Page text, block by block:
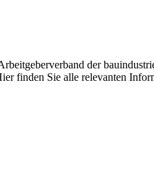
der
finden Sie alle relevanten